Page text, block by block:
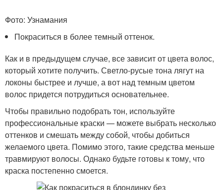
Фото: Узнамания
Покраситься в более темный оттенок.
Как и в предыдущем случае, все зависит от цвета волос,
который хотите получить. Светло-русые тона лягут на
локоны быстрее и лучше, а вот над темным цветом
волос придется потрудиться основательнее.
Чтобы правильно подобрать тон, используйте
профессиональные краски — можете выбрать несколько
оттенков и смешать между собой, чтобы добиться
желаемого цвета. Помимо этого, такие средства меньше
травмируют волосы. Однако будьте готовы к тому, что
краска постепенно смоется.